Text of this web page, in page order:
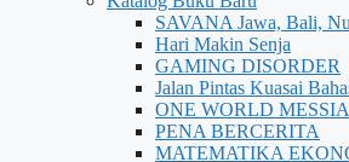
SAVANA Jawa, Bali,
Hari Makin Senja
GAMING DISORDER
Jalan Pintas Kuasai
ONE WORLD
PENA BERCERITA
MATEMATIKA